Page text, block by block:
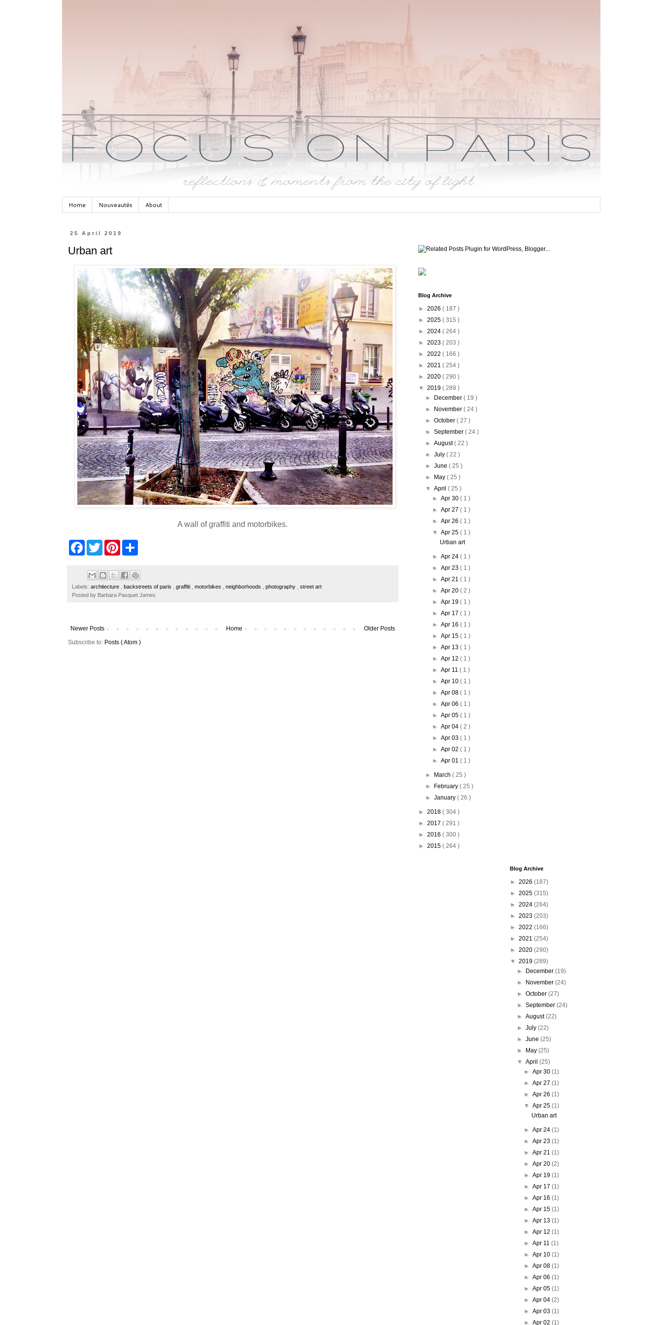
Home Nouveautés About
25 April 2019
Urban art
A wall of graffiti and motorbikes.
o
k
w
t
e
e
s
e
Labels: architecture , backstreets of paris , graffiti , motorbikes , neighborhoods , photography , street art
Posted by Barbara Pasquet James
Newer Posts Older Posts
Home
Subscribe to: Posts ( Atom )
Blog Archive
► 2026 ( 187 )
► 2025 ( 315 )
► 2024 ( 264 )
► 2023 ( 203 )
► 2022 ( 166 )
► 2021 ( 254 )
► 2020 ( 290 )
▼ 2019 ( 289 )
►
December ( 19 )
►
November ( 24 )
► October ( 27 )
► September ( 24 )
► August( 22 )
► July ( 22 )
► June ( 25 )
►
May ( 25 )
▼ April ( 25 )
►Apr 30( 1 )
►Apr 27( 1 )
►Apr 26( 1 )
▼Apr 25( 1 )
Urban art
►Apr 24( 1 )
►Apr 23( 1 )
►Apr 21( 1 )
►Apr 20( 2 )
►Apr 19( 1 )
►Apr 17( 1 )
►Apr 16( 1 )
►Apr 15( 1 )
►Apr 13( 1 )
►Apr 12( 1 )
►Apr 11( 1 )
►Apr 10( 1 )
►Apr 08( 1 )
►Apr 06( 1 )
►Apr 05( 1 )
►Apr 04( 2 )
►Apr 03( 1 )
►Apr 02( 1 )
►Apr 01( 1 )
► March ( 25 )
►
February ( 25 )
► January ( 26 )
► 2018 ( 304 )
► 2017 ( 291 )
► 2016 ( 300 )
► 2015 ( 264 )
Blog Archive
► 2026 (187)
► 2025 (315)
► 2024 (264)
► 2023 (203)
► 2022 (166)
► 2021 (254)
► 2020 (290)
▼ 2019 (289)
►
December (19)
►
November (24)
► October (27)
► September (24)
► August(22)
► July (22)
► June (25)
►
May (25)
▼ April (25)
►Apr 30(1)
►Apr 27(1)
►Apr 26(1)
▼Apr 25(1)
Urban art
►Apr 24(1)
►Apr 23(1)
►Apr 21(1)
►Apr 20(2)
►Apr 19(1)
►Apr 17(1)
►Apr 16(1)
►Apr 15(1)
►Apr 13(1)
►Apr 12(1)
►Apr 11(1)
►Apr 10(1)
►Apr 08(1)
►Apr 06(1)
►Apr 05(1)
►Apr 04(2)
►Apr 03(1)
►Apr 02(1)